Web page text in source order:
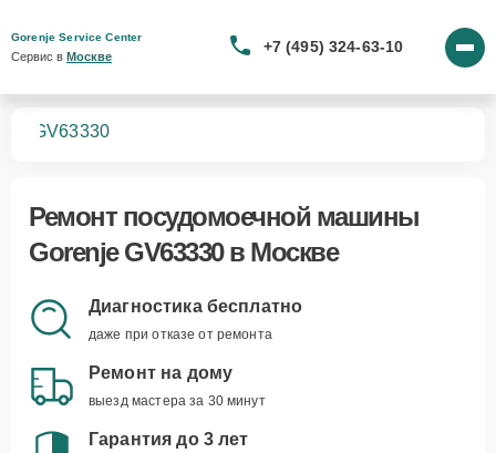
Gorenje Service Center
Сервис в Москве
+7 (495) 324-63-10
GV63330
Ремонт посудомоечной машины
Gorenje GV63330в Москве
Диагностика бесплатно
даже при отказе от ремонта
Ремонт на дому
выезд мастера за 30 минут
Гарантия до 3 лет